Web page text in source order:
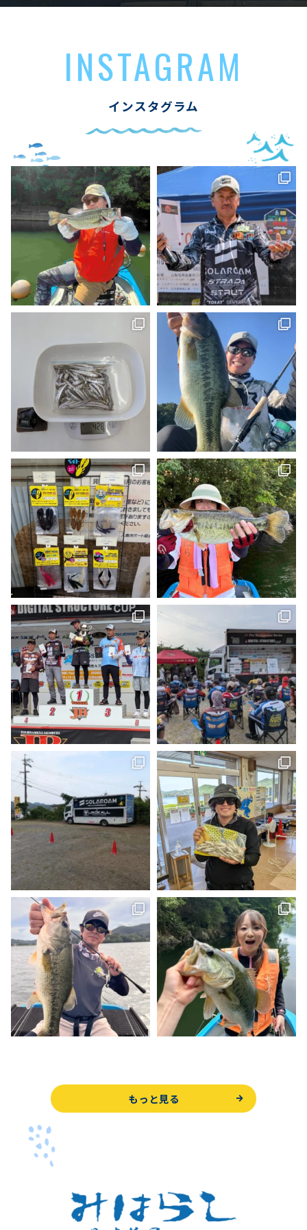
INSTAGRAM
インスタグラム
もっと見る